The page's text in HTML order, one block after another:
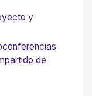
y
de